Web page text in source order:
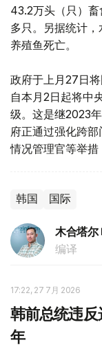
43.2万头（只）
多只。另据统计
养殖鱼死亡。
政府于上月27日
自本月2日起将中
级。这是继2023
府正通过强化跨
情况管理官等举措
韩国 国际
木合塔尔
编译
17:22, 27 7月 2026
韩前总统违
年